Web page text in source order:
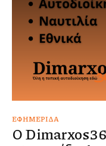
ΕΦΗΜΕΡΊΔΑ
Ο